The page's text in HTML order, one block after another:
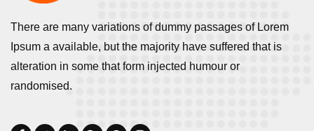
There are many variations of dummy passages of Lorem
Ipsum a available, but the majority have suffered that is
alteration in some that form injected humour or
randomised.